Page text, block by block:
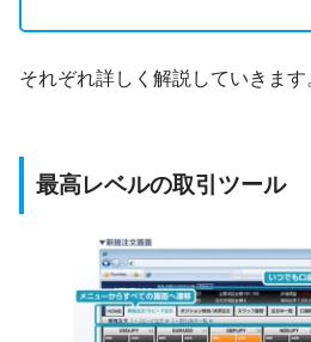
それぞれ詳しく解説していきます
最高レベルの取引ツール